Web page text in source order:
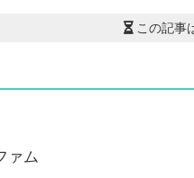
この記事
ァム